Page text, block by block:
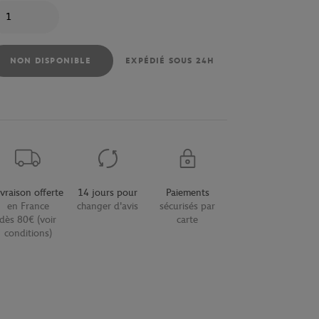
NON DISPONIBLE EXPÉDIÉ SOUS 24H
offerte
en France
dès 80€ (voir
conditions)
14 jours pour
changer d'avis
Paiements
sécurisés par
carte